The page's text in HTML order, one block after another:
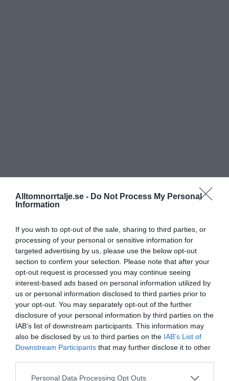
Alltomnorrtalje.se - Do Not Process My Personal
Information
If you wish to opt-out of the sale, sharing to third parties, or
processing of your personal or sensitive information for
targeted advertising by us, please use the below opt-out
section to confirm your selection. Please note that after your
opt-out request is processed you may continue seeing
interest-based ads based on personal information utilized by
us or personal information disclosed to third parties prior to
your opt-out. You may separately opt-out of the further
disclosure of your personal information by third parties on the
IAB’s list of downstream participants. This information may
also be disclosed by us to third parties on the IAB’s List of
Downstream Participants that may further disclose it to other
Personal Data Processing Opt Outs